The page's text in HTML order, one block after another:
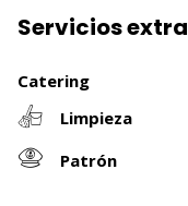
Servicios extra
Catering
Limpieza
Patrón